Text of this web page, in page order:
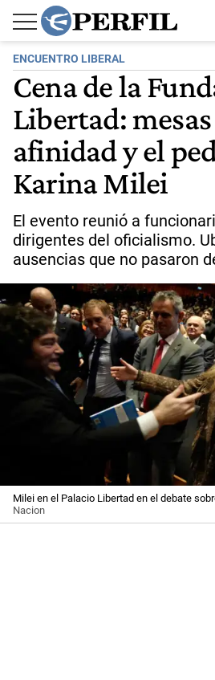
ENCUENTRO LIBERAL
Cena de la
Libertad:
afinidad y el
Karina Milei
El evento reunió a
dirigentes del oficialismo.
ausencias que no pasaron
Milei en el Palacio Libertad en el debate
Nacion